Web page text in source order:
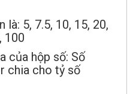
5, 7.5, 10, 15, 20,
100
của hộp số: Số
chia cho tỷ số